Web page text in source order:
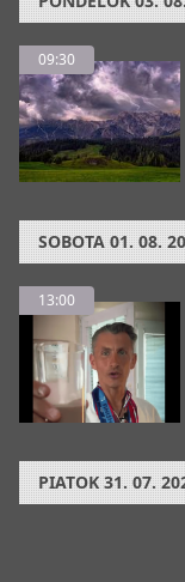
09:30
SOBOTA 01. 08.
13:00
PIATOK 31. 07.